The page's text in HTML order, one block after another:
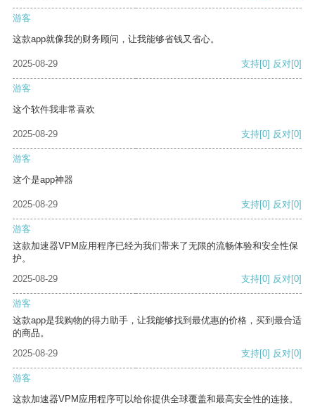
游客
这款app就像我的财务顾问，让我能够省钱又省心。
2025-08-29 支持[0] 反对[0]
游客
这个软件我非常喜欢
2025-08-29 支持[0] 反对[0]
游客
这个是app神器
2025-08-29 支持[0] 反对[0]
游客
这款加速器VPM应用程序已经为我们带来了无限的流畅体验和安全性保
护。
2025-08-29
支持[0] 反对[0]
游客
这款app是我购物的得力助手，让我能够找到最优惠的价格，买到最合适
的商品。
2025-08-29
支持[0] 反对[0]
游客
这款加速器VPM应用程序可以给你提供全球覆盖和最高安全性的连接。